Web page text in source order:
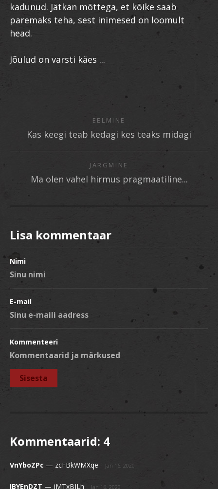
kadunud. Jätkan mõttega, et kõike saab
paremaks teha, sest inimesed on loomult
head.
Jõulud on varsti käes ...
EELMINE
Kas keegi teab kedagi kes teaks midagi
JÄRGMINE
Ma olen vahel hirmus pragmaatiline...
Lisa kommentaar
Nimi
E-mail
Kommenteeri
Kommentaarid: 4
VnYboZPc — zcFBkWMXqe Jan 16, 2020
IBYEnDZT — jMTxBILh Jan 16, 2020